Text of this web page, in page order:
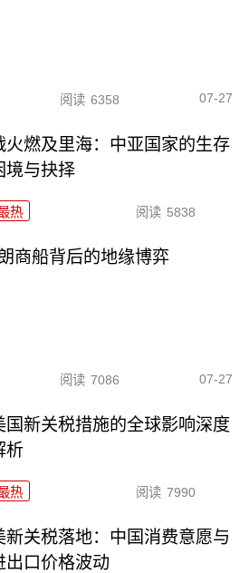
阅读 6358 07-27
火燃及里海：中亚国家的生存
境与抉择
热 阅读 5838
商船背后的地缘博弈
阅读 7086 07-27
国新关税措施的全球影响深度
析
热 阅读 7990
新关税落地：中国消费意愿与
出口价格波动